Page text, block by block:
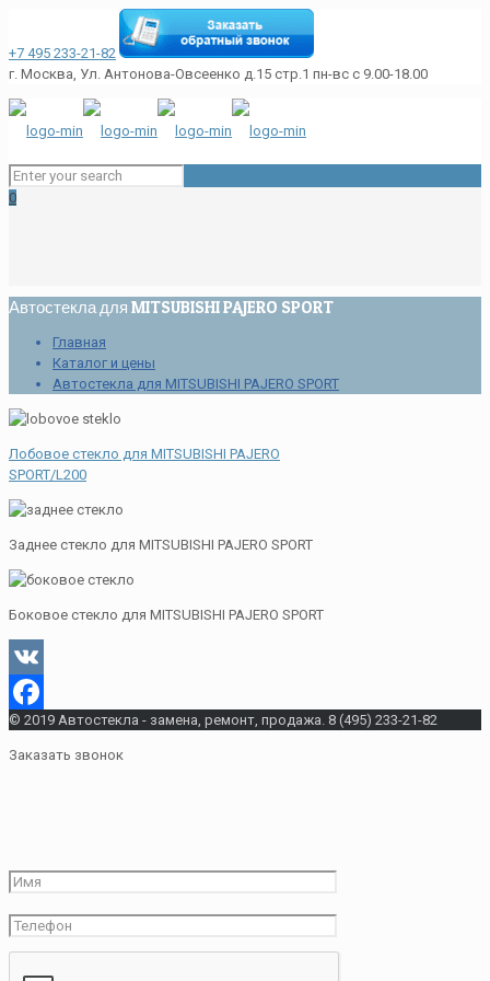
+7 495 233-21-82
г. Москва, Ул. Антонова-Овсеенко д.15 стр.1 пн-вс с 9.00-18.00
0
Автостекла для MITSUBISHI PAJERO SPORT
Главная
Каталог и цены
Автостекла для MITSUBISHI PAJERO SPORT
Лобовое стекло для MITSUBISHI PAJERO
SPORT/L200
Заднее стекло для MITSUBISHI PAJERO SPORT
Боковое стекло для MITSUBISHI PAJERO SPORT
VK
Facebook
© 2019 Автостекла - замена, ремонт, продажа. 8 (495) 233-21-82
Заказать звонок